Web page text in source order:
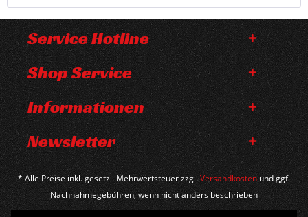
Service Hotline
Shop Service
Informationen
Newsletter
* Alle Preise inkl. gesetzl. Mehrwertsteuer zzgl.Versandkosten und ggf.
Nachnahmegebühren, wenn nicht anders beschrieben